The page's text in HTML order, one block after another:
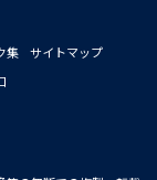
集
サイトマップ